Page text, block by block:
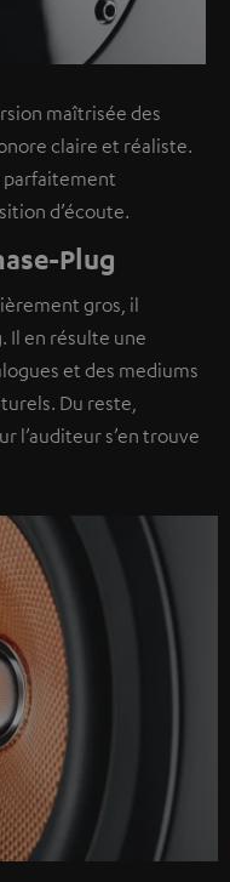
maîtrisée des
claire et réaliste.
parfaitement
d’écoute.
Plug
gros, il
Il en résulte une
et des mediums
Du reste,
l’auditeur s’en trouve